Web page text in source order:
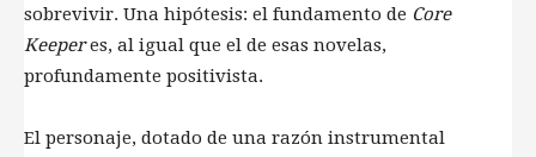
sobrevivir. Una hipótesis: el fundamento de Core
Keeperes, al igual que el de esas novelas,
profundamente positivista.
El personaje, dotado de una razón instrumental